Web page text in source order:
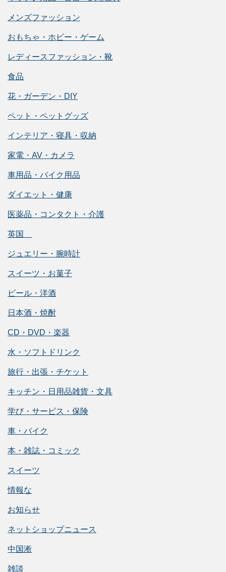
メンズファッション
おもちゃ・ホビー・ゲーム
レディースファッション・靴
食品
花・ガーデン・DIY
ペット・ペットグッズ
インテリア・寝具・収納
家電・AV・カメラ
車用品・バイク用品
ダイエット・健康
医薬品・コンタクト・介護
英国
ジュエリー・腕時計
スイーツ・お菓子
ビール・洋酒
日本酒・焼酎
CD・DVD・楽器
水・ソフトドリンク
旅行・出張・チケット
キッチン・日用品雑貨・文具
学び・サービス・保険
車・バイク
本・雑誌・コミック
スイーツ
情報な
お知らせ
ネットショップニュース
中国淅
雑談